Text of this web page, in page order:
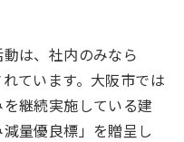
は、社内のみなら
ています。大阪市では
継続実施している建
量優良標」を贈呈し